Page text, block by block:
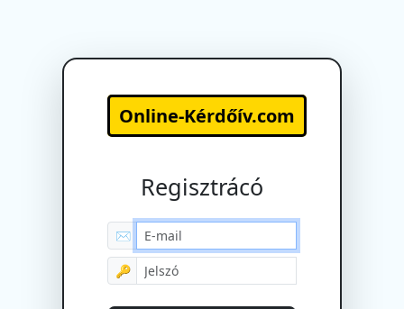
Online-Kérdőív.com
Regisztrácó
✉
🔑